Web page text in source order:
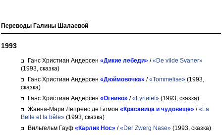
Переводы Галины Шалаевой
1993
Ганс Христиан Андерсен «Дикие лебеди» /«De vilde Svaner»
(1993, сказка)
Ганс Христиан Андерсен «Дюймовочка» /«Tommelise» (1993,
сказка)
Ганс Христиан Андерсен «Огниво» /«Fyrtøiet» (1993, сказка)
Жанна-Мари Лепренс де Бомон «Красавица и чудовище» /«La
Belle et la bête» (1993, сказка)
Вильгельм Гауф «Карлик Нос» /«Der Zwerg Nase» (1993, сказка)